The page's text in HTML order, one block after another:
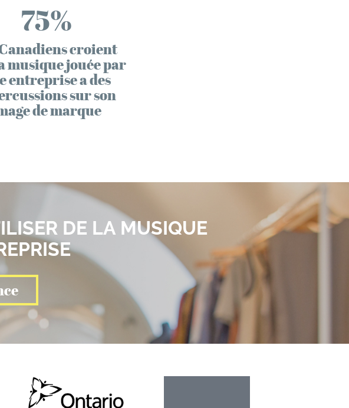
75%
croient
musique jouée par
entreprise a des
sur son
de marque
DE LA MUSIQUE